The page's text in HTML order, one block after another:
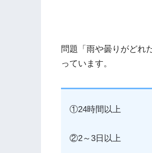
問題「雨や曇りがどれ
っています。
①24時間以上
②2～3日以上